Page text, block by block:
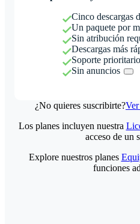
Cinco descargas
Un paquete por
Sin atribución
Descargas más
Soporte prioritario
Sin anuncios
¿No quieres suscribirte?
Los planes incluyen nuestra
acceso de un
Explore nuestros planes
funciones